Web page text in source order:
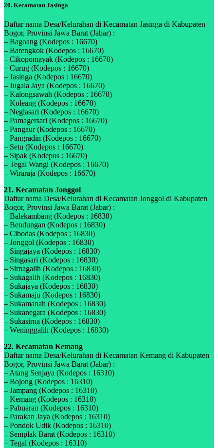
20. Kecamatan Jasinga
Daftar nama Desa/Kelurahan di Kecamatan Jasinga di Kabupaten
Bogor, Provinsi Jawa Barat (Jabar) :
– Bagoang (Kodepos : 16670)
– Barengkok (Kodepos : 16670)
– Cikopomayak (Kodepos : 16670)
– Curug (Kodepos : 16670)
– Jasinga (Kodepos : 16670)
– Jugala Jaya (Kodepos : 16670)
– Kalongsawah (Kodepos : 16670)
– Koleang (Kodepos : 16670)
– Neglasari (Kodepos : 16670)
– Pamagersari (Kodepos : 16670)
– Pangaur (Kodepos : 16670)
– Pangradin (Kodepos : 16670)
– Setu (Kodepos : 16670)
– Sipak (Kodepos : 16670)
– Tegal Wangi (Kodepos : 16670)
– Wiraraja (Kodepos : 16670)
21. Kecamatan Jonggol
Daftar nama Desa/Kelurahan di Kecamatan Jonggol di Kabupaten
Bogor, Provinsi Jawa Barat (Jabar) :
– Balekambang (Kodepos : 16830)
– Bendungan (Kodepos : 16830)
– Cibodas (Kodepos : 16830)
– Jonggol (Kodepos : 16830)
– Singajaya (Kodepos : 16830)
– Singasari (Kodepos : 16830)
– Sirnagalih (Kodepos : 16830)
– Sukagalih (Kodepos : 16830)
– Sukajaya (Kodepos : 16830)
– Sukamaju (Kodepos : 16830)
– Sukamanah (Kodepos : 16830)
– Sukanegara (Kodepos : 16830)
– Sukasirna (Kodepos : 16830)
– Weninggalih (Kodepos : 16830)
22. Kecamatan Kemang
Daftar nama Desa/Kelurahan di Kecamatan Kemang di Kabupaten
Bogor, Provinsi Jawa Barat (Jabar) :
– Atang Senjaya (Kodepos : 16310)
– Bojong (Kodepos : 16310)
– Jampang (Kodepos : 16310)
– Kemang (Kodepos : 16310)
– Pabuaran (Kodepos : 16310)
– Parakan Jaya (Kodepos : 16310)
– Pondok Udik (Kodepos : 16310)
– Semplak Barat (Kodepos : 16310)
– Tegal (Kodepos : 16310)